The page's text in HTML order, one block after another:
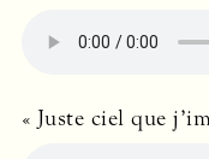
« Juste ciel que